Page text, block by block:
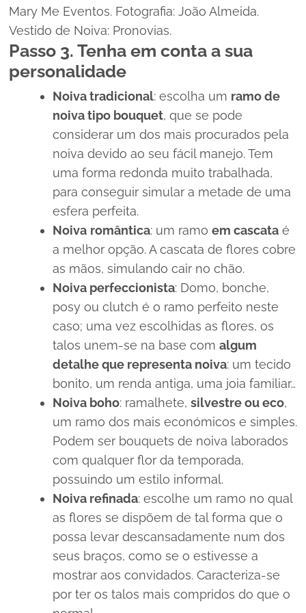
Mary Me Eventos. Fotografia: João Almeida.
Vestido de Noiva: Pronovias.
Passo 3. Tenha em conta a sua
personalidade
Noiva tradicional: escolha um ramo de
noiva tipo bouquet, que se pode
considerar um dos mais procurados pela
noiva devido ao seu fácil manejo. Tem
uma forma redonda muito trabalhada,
para conseguir simular a metade de uma
esfera perfeita.
Noiva romântica: um ramo em cascata é
a melhor opção. A cascata de flores cobre
as mãos, simulando cair no chão.
Noiva perfeccionista: Domo, bonche,
posy ou clutch é o ramo perfeito neste
caso; uma vez escolhidas as flores, os
talos unem-se na base com algum
detalhe que representa noiva: um tecido
bonito, um renda antiga, uma joia familiar…
Noiva boho: ramalhete, silvestre oueco,
um ramo dos mais económicos e simples.
Podem ser bouquets de noiva laborados
com qualquer flor da temporada,
possuindo um estilo informal.
Noiva refinada: escolhe um ramo no qual
as flores se dispõem de tal forma que o
possa levar descansadamente num dos
seus braços, como se o estivesse a
mostrar aos convidados. Caracteriza-se
por ter os talos mais compridos do que o